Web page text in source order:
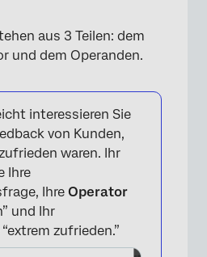
aus 3 Teilen: dem
und dem Operanden.
interessieren Sie
von Kunden,
waren. Ihr
Ihre
Ihre Operator
und Ihr
zufrieden.”